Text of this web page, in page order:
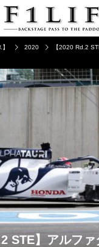
2020
【2020 Rd.2
STE】アルフ